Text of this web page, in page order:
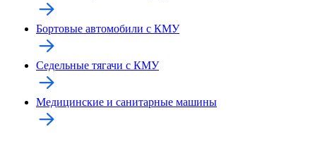
Бортовые автомобили с КМУ
Седельные тягачи с КМУ
Медицинские и санитарные машины